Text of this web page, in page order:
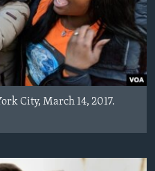
City, March 14, 2017.